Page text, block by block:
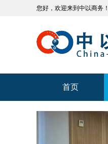
您好，欢迎来到中以商务！
首页